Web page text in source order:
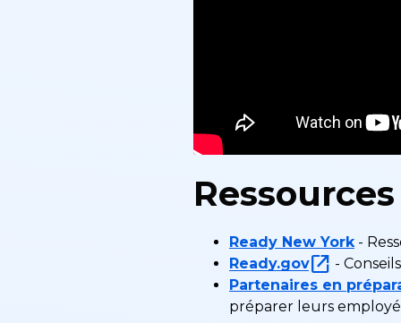
Ready New York-
Ready.gov
-
Partenaires en
préparer leurs